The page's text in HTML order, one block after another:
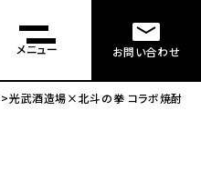
メニュー お問い合わせ
光武酒造場×北斗の拳 コラボ焼酎